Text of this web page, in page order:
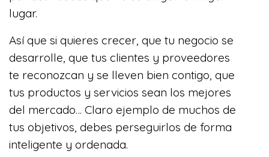
lugar.
Así que si quieres crecer, que tu negocio se
desarrolle, que tus clientes y proveedores
te reconozcan y se lleven bien contigo, que
tus productos y servicios sean los mejores
del mercado… Claro ejemplo de muchos de
tus objetivos, debes perseguirlos de forma
inteligente y ordenada.